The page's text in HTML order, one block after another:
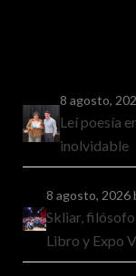
8 agosto,
Leí poesía
inolvidable
8 agosto, 2026
Skliar,
Libro y Expo